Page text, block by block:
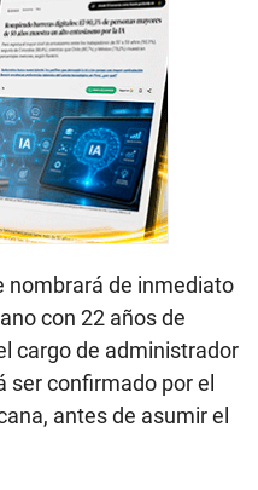
nombrará de inmediato
con 22 años de
cargo de administrador
ser confirmado por el
antes de asumir el